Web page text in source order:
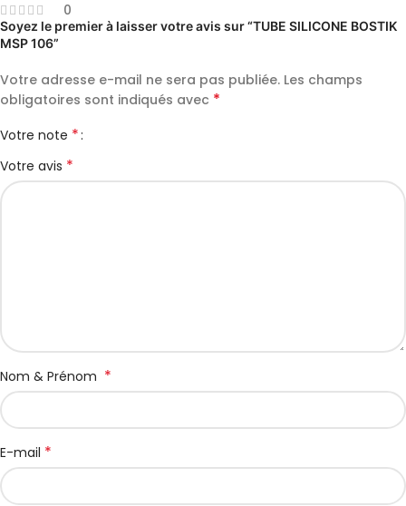
0
Soyez le premier à laisser votre avis sur “TUBE SILICONE BOSTIK
MSP 106”
Votre adresse e-mail ne sera pas publiée. Les champs
obligatoires sont indiqués avec *
Votre note *
Votre avis *
Nom & Prénom *
E-mail *